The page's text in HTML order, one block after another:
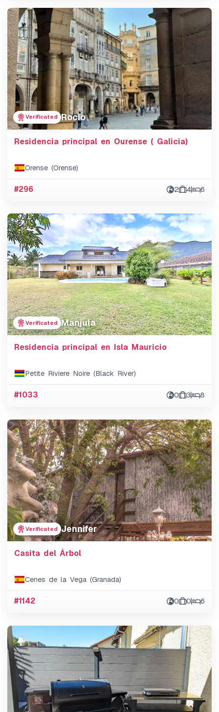
Verificated Rocio
Residencia principal en Ourense ( Galicia)
Orense (Orense)
#296 2 4 6
Verificated Manjula
Residencia principal en Isla Mauricio
Petite Riviere Noire (Black River)
#1033 0 3 8
Verificated Jennifer
Casita del Árbol
Cenes de la Vega (Granada)
#1142 0 0 6